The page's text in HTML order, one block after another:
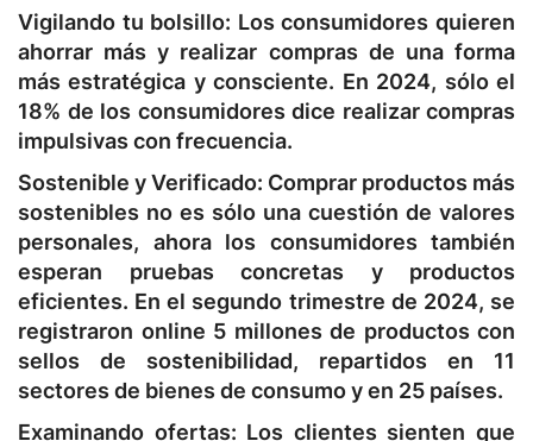
Vigilando tu bolsillo: Los consumidores quieren
ahorrar más y realizar compras de una forma
más estratégica y consciente. En 2024, sólo el
18% de los consumidores dice realizar compras
impulsivas con frecuencia.
Sostenible y Verificado: Comprar productos más
sostenibles no es sólo una cuestión de valores
personales, ahora los consumidores también
esperan pruebas concretas y productos
eficientes. En el segundo trimestre de 2024, se
registraron online 5 millones de productos con
sellos de sostenibilidad, repartidos en 11
sectores de bienes de consumo y en 25 países.
Examinando ofertas: Los clientes sienten que